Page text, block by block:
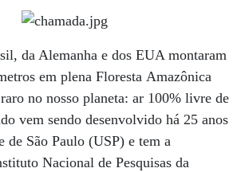
da Alemanha e dos EUA montaram
em plena Floresta Amazônica
no nosso planeta: ar 100% livre de
vem sendo desenvolvido há 25 anos
de São Paulo (USP) e tem a
Nacional de Pesquisas da